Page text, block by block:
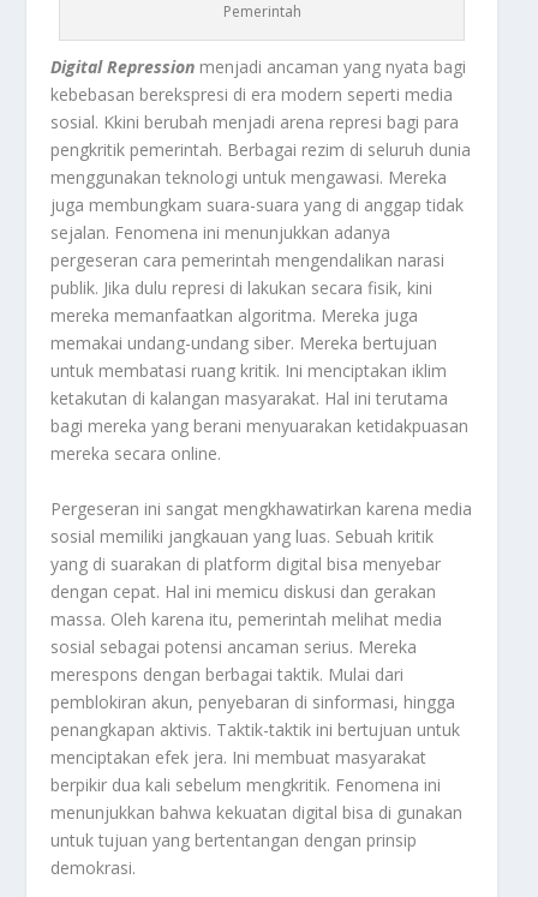
Pemerintah
Digital Repression menjadi ancaman yang nyata bagi
kebebasan berekspresi di era modern seperti media
sosial. Kkini berubah menjadi arena represi bagi para
pengkritik pemerintah. Berbagai rezim di seluruh dunia
menggunakan teknologi untuk mengawasi. Mereka
juga membungkam suara-suara yang di anggap tidak
sejalan. Fenomena ini menunjukkan adanya
pergeseran cara pemerintah mengendalikan narasi
publik. Jika dulu represi di lakukan secara fisik, kini
mereka memanfaatkan algoritma. Mereka juga
memakai undang-undang siber. Mereka bertujuan
untuk membatasi ruang kritik. Ini menciptakan iklim
ketakutan di kalangan masyarakat. Hal ini terutama
bagi mereka yang berani menyuarakan ketidakpuasan
mereka secara online.
Pergeseran ini sangat mengkhawatirkan karena media
sosial memiliki jangkauan yang luas. Sebuah kritik
yang di suarakan di platform digital bisa menyebar
dengan cepat. Hal ini memicu diskusi dan gerakan
massa. Oleh karena itu, pemerintah melihat media
sosial sebagai potensi ancaman serius. Mereka
merespons dengan berbagai taktik. Mulai dari
pemblokiran akun, penyebaran di sinformasi, hingga
penangkapan aktivis. Taktik-taktik ini bertujuan untuk
menciptakan efek jera. Ini membuat masyarakat
berpikir dua kali sebelum mengkritik. Fenomena ini
menunjukkan bahwa kekuatan digital bisa di gunakan
untuk tujuan yang bertentangan dengan prinsip
demokrasi.